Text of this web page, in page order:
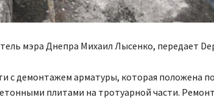
мэра Днепра Михаил Лысенко, передает
с демонтажем арматуры, которая положена
плитами на тротуарной части.